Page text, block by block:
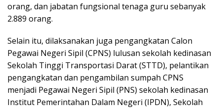
orang, dan jabatan fungsional tenaga guru sebanyak
2.889 orang.
Selain itu, dilaksanakan juga pengangkatan Calon
Pegawai Negeri Sipil (CPNS) lulusan sekolah kedinasan
Sekolah Tinggi Transportasi Darat (STTD), pelantikan
pengangkatan dan pengambilan sumpah CPNS
menjadi Pegawai Negeri Sipil (PNS) sekolah kedinasan
Institut Pemerintahan Dalam Negeri (IPDN), Sekolah